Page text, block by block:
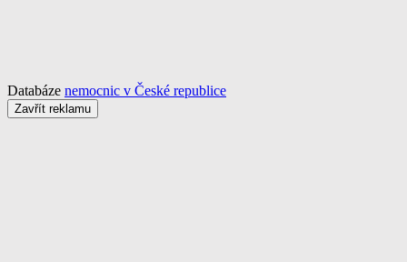
Databáze nemocnic v České republice
Zavřít reklamu